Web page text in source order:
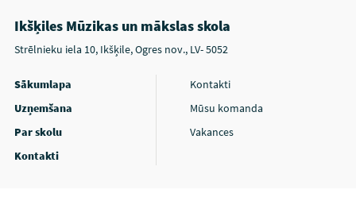
Ikšķiles Mūzikas un mākslas skola
Strēlnieku iela 10, Ikšķile, Ogres nov., LV- 5052
Sākumlapa
Uzņemšana
Par skolu
Kontakti
Kontakti
Mūsu komanda
Vakances